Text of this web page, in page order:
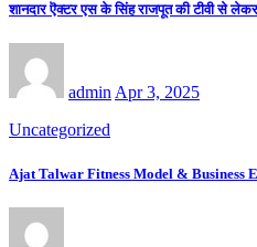
शानदार ऎक्टर एस के सिंह राजपूत की टीवी से
adminApr 3, 2025
Uncategorized
Ajat Talwar Fitness Model & Business